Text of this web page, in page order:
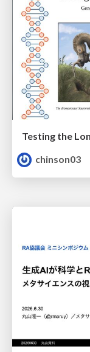
Testing the
chinson03